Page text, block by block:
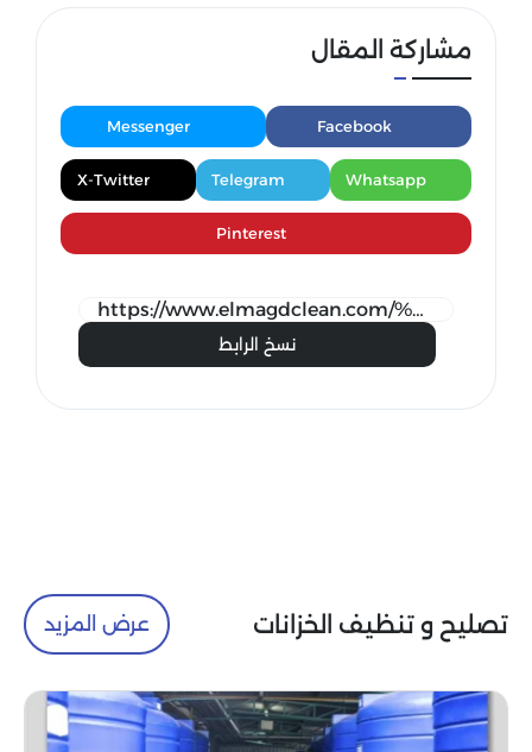
مشاركة المقال
Facebook
Messenger
Whatsapp
Telegram
X-Twitter
Pinterest
نسخ الرابط
تصليح و تنظيف الخزانات عرض المزيد